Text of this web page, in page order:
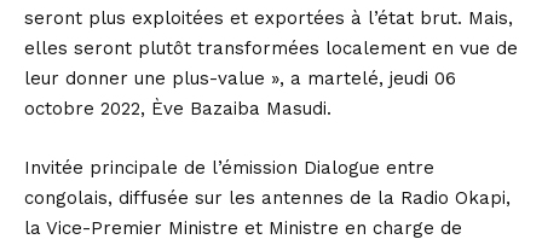
seront plus exploitées et exportées à l’état brut. Mais,
elles seront plutôt transformées localement en vue de
leur donner une plus-value », a martelé, jeudi 06
octobre 2022, Ève Bazaiba Masudi.
Invitée principale de l’émission Dialogue entre
congolais, diffusée sur les antennes de la Radio Okapi,
la Vice-Premier Ministre et Ministre en charge de